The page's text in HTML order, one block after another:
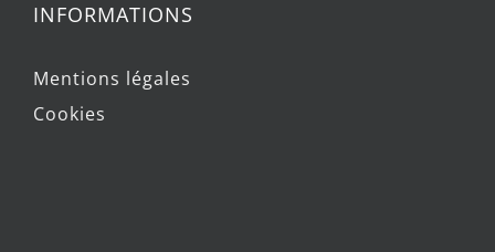
INFORMATIONS
Mentions légales
Cookies